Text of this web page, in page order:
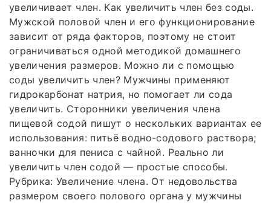
увеличивает член. Как увеличить член без соды.
Мужской половой член и его функционирование
зависит от ряда факторов, поэтому не стоит
ограничиваться одной методикой домашнего
увеличения размеров. Можно ли с помощью
соды увеличить член? Мужчины применяют
гидрокарбонат натрия, но помогает ли сода
увеличить. Сторонники увеличения члена
пищевой содой пишут о нескольких вариантах ее
использования: питьё водно-содового раствора;
ванночки для пениса с чайной. Реально ли
увеличить член содой — простые способы.
Рубрика: Увеличение члена. От недовольства
размером своего полового органа у мужчины